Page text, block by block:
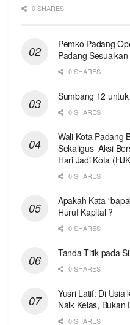
0 SHARES
Pemko Padang
Padang
0 SHARES
Sumbang 12
0 SHARES
Wali Kota Padang
Sekaligus Aksi
Hari Jadi Kota
0 SHARES
Apakah Kata
Huruf Kapital ?
0 SHARES
Tanda Titik pada
0 SHARES
Yusri Latif: Di Usia
Naik Kelas, Bukan
0 SHARES